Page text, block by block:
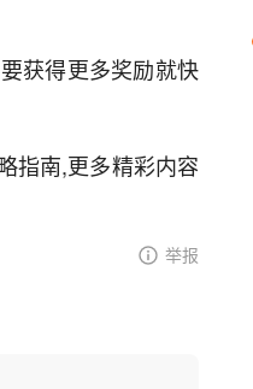
获得更多奖励就快
指南,更多精彩内容
举报